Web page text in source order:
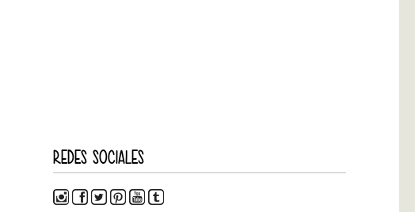
REDES SOCIALES